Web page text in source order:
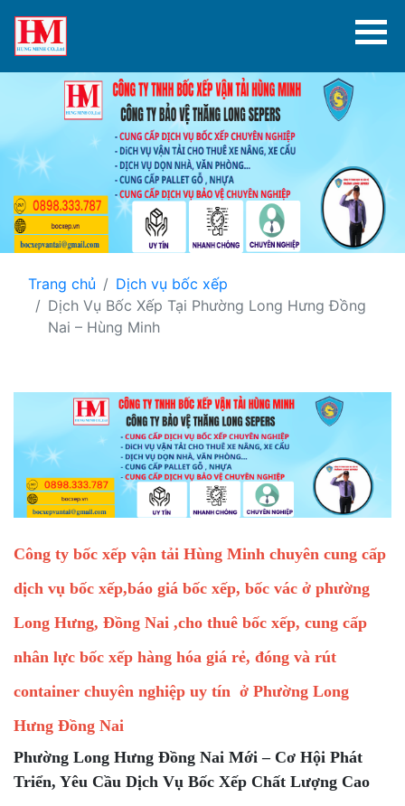
Trang chủ
Dịch vụ bốc xếp
Dịch Vụ Bốc Xếp Tại Phường Long Hưng Đồng
Nai – Hùng Minh
Công ty bốc xếp vận tải Hùng Minh chuyên cung cấp
dịch vụ bốc xếp,báo giá bốc xếp, bốc vác ở phường
Long Hưng, Đồng Nai ,cho thuê bốc xếp, cung cấp
nhân lực bốc xếp hàng hóa giá rẻ, đóng và rút
container chuyên nghiệp uy tín ở Phường Long
Hưng Đồng Nai
Phường Long Hưng Đồng Nai Mới – Cơ Hội Phát
Triển, Yêu Cầu Dịch Vụ Bốc Xếp Chất Lượng Cao